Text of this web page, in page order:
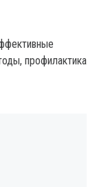
профилактика